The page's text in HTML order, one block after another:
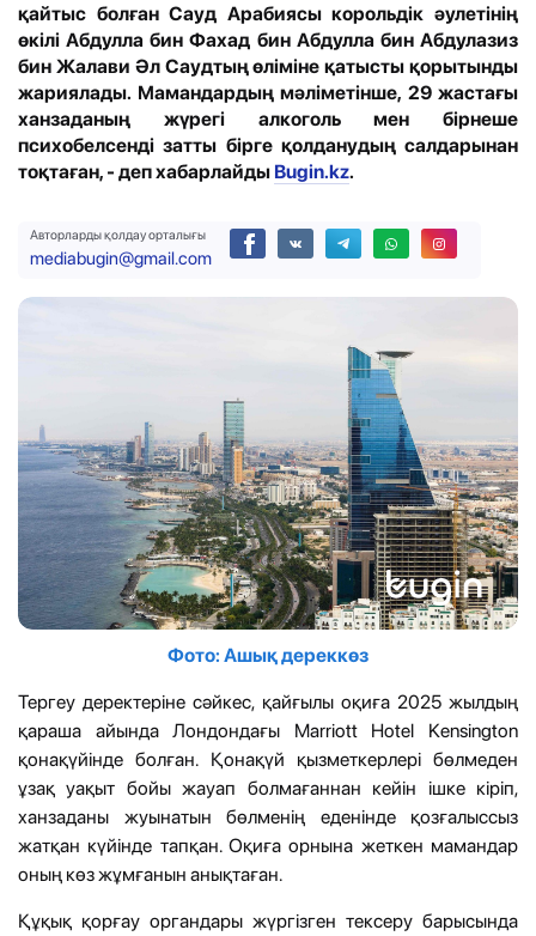
қайтыс болған Сауд Арабиясы корольдік әулетінің
өкілі Абдулла бин Фахад бин Абдулла бин Абдулазиз
бин Жалави Әл Саудтың өліміне қатысты қорытынды
жариялады. Мамандардың мәліметінше, 29 жастағы
ханзаданың жүрегі алкоголь мен бірнеше
психобелсенді затты бірге қолданудың салдарынан
тоқтаған, - деп хабарлайды Bugin.kz.
Авторларды қолдау орталығы
mediabugin@gmail.com
Фото: Ашық дереккөз
Тергеу деректеріне сәйкес, қайғылы оқиға 2025 жылдың
қараша айында Лондондағы Marriott Hotel Kensington
қонақүйінде болған. Қонақүй қызметкерлері бөлмеден
ұзақ уақыт бойы жауап болмағаннан кейін ішке кіріп,
ханзаданы жуынатын бөлменің еденінде қозғалыссыз
жатқан күйінде тапқан. Оқиға орнына жеткен мамандар
оның көз жұмғанын анықтаған.
Құқық қорғау органдары жүргізген тексеру барысында